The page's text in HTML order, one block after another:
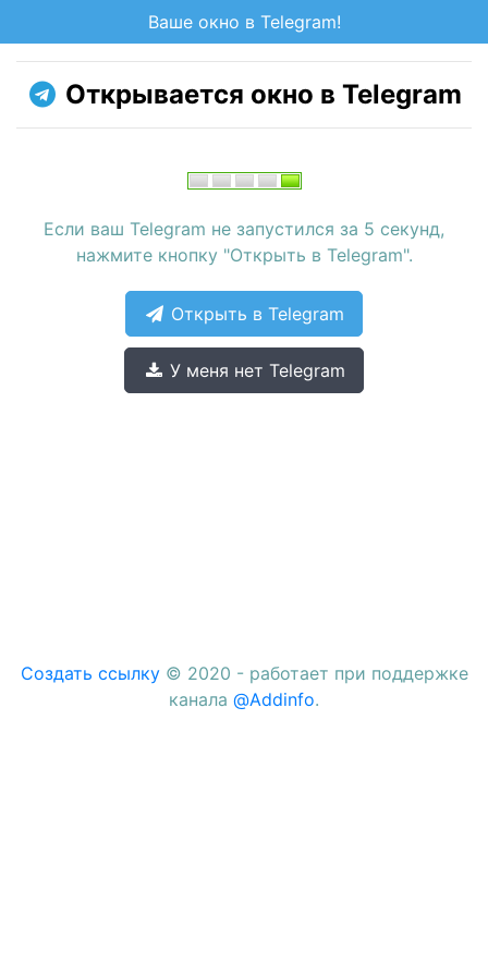
Ваше окно в Telegram!
Открывается окно в Telegram
Если ваш Telegram не запустился за 5 секунд,
нажмите кнопку "Открыть в Telegram".
Открыть в Telegram
У меня нет Telegram
Создать ссылку© 2020 - работает при поддержке
канала @Addinfo.